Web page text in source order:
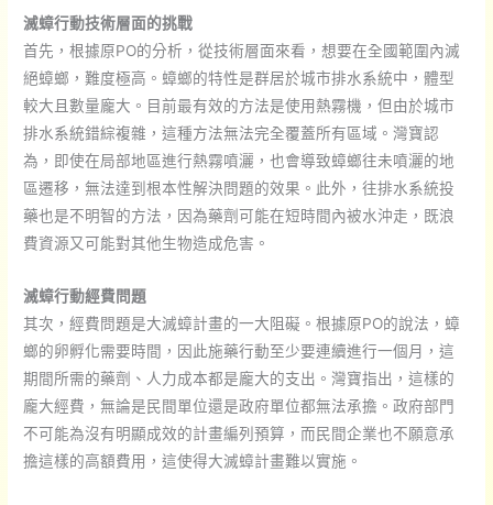
滅蟑行動技術層面的挑戰
首先，根據原PO的分析，從技術層面來看，想要在全國範圍內滅
絕蟑螂，難度極高。蟑螂的特性是群居於城市排水系統中，體型
較大且數量龐大。目前最有效的方法是使用熱霧機，但由於城市
排水系統錯綜複雜，這種方法無法完全覆蓋所有區域。灣寶認
為，即使在局部地區進行熱霧噴灑，也會導致蟑螂往未噴灑的地
區遷移，無法達到根本性解決問題的效果。此外，往排水系統投
藥也是不明智的方法，因為藥劑可能在短時間內被水沖走，既浪
費資源又可能對其他生物造成危害。
滅蟑行動經費問題
其次，經費問題是大滅蟑計畫的一大阻礙。根據原PO的說法，蟑
螂的卵孵化需要時間，因此施藥行動至少要連續進行一個月，這
期間所需的藥劑、人力成本都是龐大的支出。灣寶指出，這樣的
龐大經費，無論是民間單位還是政府單位都無法承擔。政府部門
不可能為沒有明顯成效的計畫編列預算，而民間企業也不願意承
擔這樣的高額費用，這使得大滅蟑計畫難以實施。